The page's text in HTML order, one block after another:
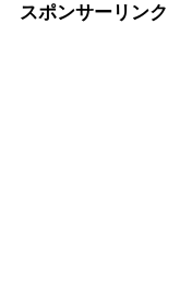
スポンサーリンク